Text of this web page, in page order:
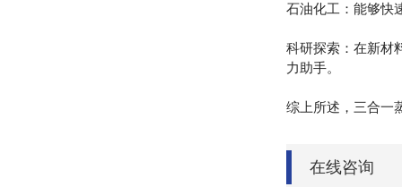
石油化工：能够快
科研探索：在新材
力助手。
综上所述，三合一
在线咨询